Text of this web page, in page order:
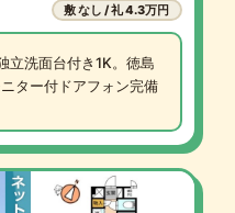
敷 なし / 礼 4.3万円
立洗面台付き1K。徳島
ター付ドアフォン完備